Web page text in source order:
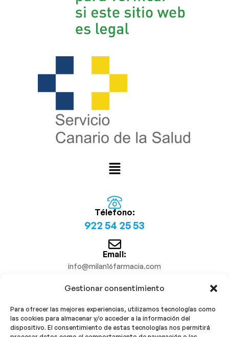
Gestionar consentimiento
Para ofrecer las mejores experiencias, utilizamos tecnologías como
las cookies para almacenar y/o acceder a la información del
dispositivo. El consentimiento de estas tecnologías nos permitirá
Télefono:
922 54 25 53
Email:
info@milan16farmacia.com
¡Síguenos!